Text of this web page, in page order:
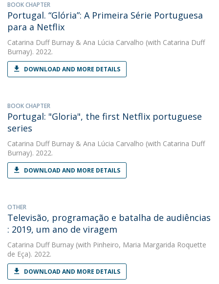
BOOK CHAPTER
Portugal. “Glória”: A Primeira Série Portuguesa
para a Netflix
Catarina Duff Burnay & Ana Lúcia Carvalho (with Catarina Duff
Burnay). 2022.
DOWNLOAD AND MORE DETAILS
BOOK CHAPTER
Portugal: "Gloria", the first Netflix portuguese
series
Catarina Duff Burnay & Ana Lúcia Carvalho (with Catarina Duff
Burnay). 2022.
DOWNLOAD AND MORE DETAILS
OTHER
Televisão, programação e batalha de audiências
: 2019, um ano de viragem
Catarina Duff Burnay (with Pinheiro, Maria Margarida Roquette
de Eça). 2022.
DOWNLOAD AND MORE DETAILS